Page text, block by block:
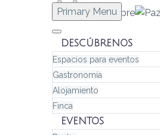
Primary Menu
DESCÚBRENOS
Espacios para eventos
Gastronomía
Alojamiento
Finca
EVENTOS